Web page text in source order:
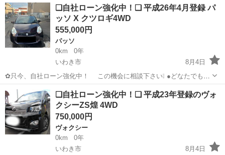
ートキー 電動格納ミラー ＣＶＴ 盗難防止システム 衝突安全ボ
ディ ＡＢＳ Ｅ...
福島 西白河郡 その他
❑自社ローン強化中！❑ 平成26年4月登録 パ
ッソ X クツロギ4WD
555,000円
パッソ
0km
0年
いわき市
8月4日
✿只今、自社ローン強化中！ この機会に相談下さい❕ ●どなたでも自
社ローン対応可能です● ・勤続年数の短い方や自営業
の方 ・パートやアルバイト勤務の主婦の方や派遣社員の方 ・自...
福島 いわき市 パッソ 車両
❑自社ローン強化中！❑ 平成23年登録のヴォ
クシーZS煌 4WD
750,000円
ヴォクシー
0km
0年
いわき市
8月4日